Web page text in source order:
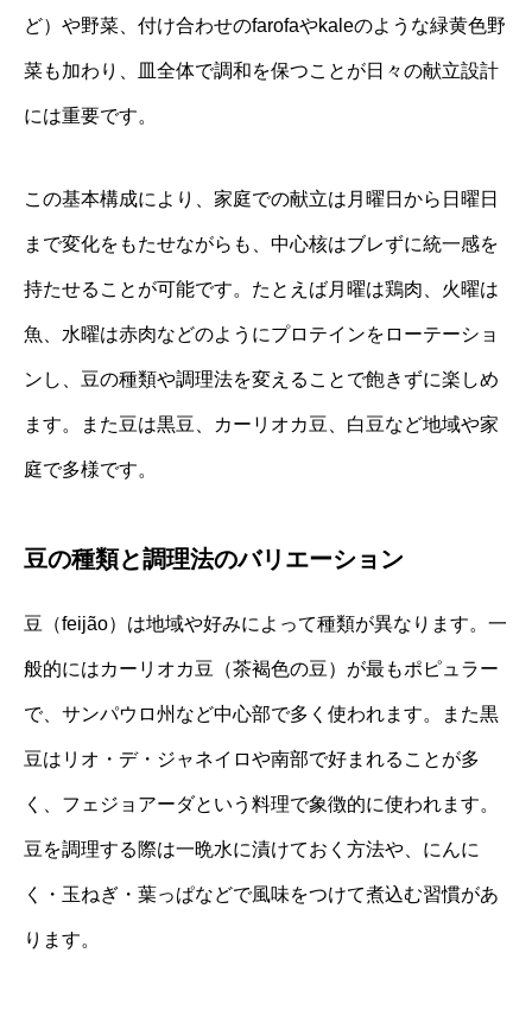
ど）や野菜、付け合わせのfarofaやkaleのような緑黄色野
菜も加わり、皿全体で調和を保つことが日々の献立設計
には重要です。
この基本構成により、家庭での献立は月曜日から日曜日
まで変化をもたせながらも、中心核はブレずに統一感を
持たせることが可能です。たとえば月曜は鶏肉、火曜は
魚、水曜は赤肉などのようにプロテインをローテーショ
ンし、豆の種類や調理法を変えることで飽きずに楽しめ
ます。また豆は黒豆、カーリオカ豆、白豆など地域や家
庭で多様です。
豆の種類と調理法のバリエーション
豆（feijão）は地域や好みによって種類が異なります。一
般的にはカーリオカ豆（茶褐色の豆）が最もポピュラー
で、サンパウロ州など中心部で多く使われます。また黒
豆はリオ・デ・ジャネイロや南部で好まれることが多
く、フェジョアーダという料理で象徴的に使われます。
豆を調理する際は一晩水に漬けておく方法や、にんに
く・玉ねぎ・葉っぱなどで風味をつけて煮込む習慣があ
ります。